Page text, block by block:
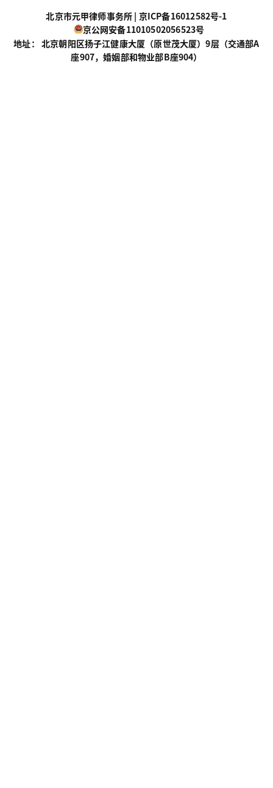
北京市元甲律师事务所 | 京ICP备16012582号-1
京公网安备11010502056523号
地址： 北京朝阳区扬子江健康大厦（原世茂大厦）9层（交通部A
座907，婚姻部和物业部B座904）